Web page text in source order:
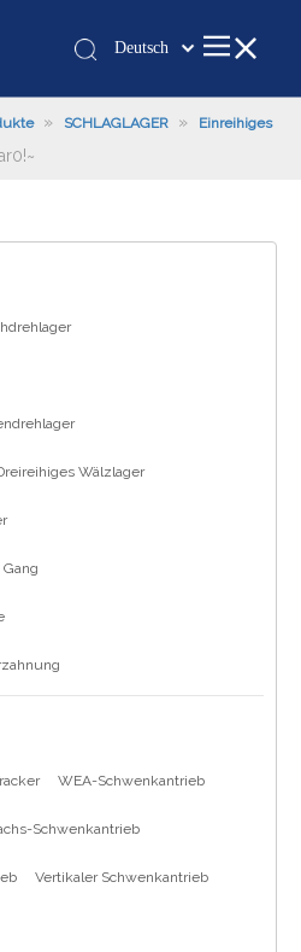
Deutsch
românesc
العربية
» SCHLAGLAGER »
Einreihiges
Wälzlager
WEA-Schwenkantrieb
Schwenkantrieb
Vertikaler Schwenkantrieb